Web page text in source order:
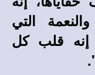
التي
إنه قلب كل